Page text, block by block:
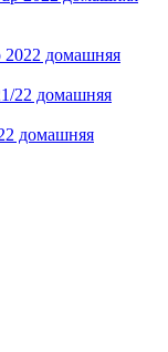
2022 домашняя
домашняя